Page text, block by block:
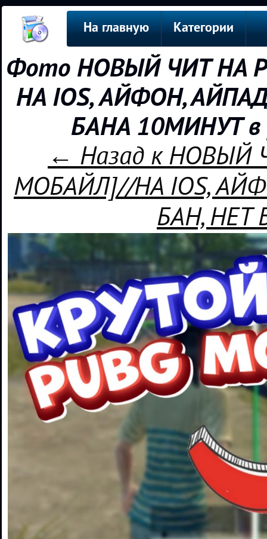
На главную Категории
Фото НОВЫЙ ЧИТ НА
НА IOS, АЙФОН,
БАНА 10МИНУТ в
← Назад к НОВЫЙ
МОБАЙЛ]//НА IOS,
БАН, НЕТ